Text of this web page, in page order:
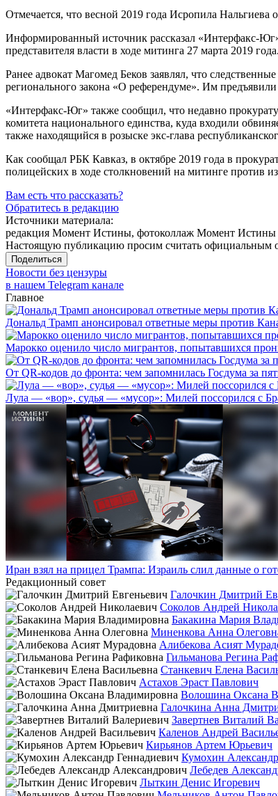
Отмечается, что весной 2019 года Исропила Нальгиева
Информированный источник рассказал «Интерфакс-
представителя власти в ходе митинга 27 марта 2019 года.
Ранее адвокат Магомед Беков заявлял, что
регионального закона «О референдуме». Им
«Интерфакс-Юг» также сообщил, что недавно
комитета национального единства, куда входили
также находящийся в розыске экс-глава
Как сообщал РБК Кавказ, в октябре 2019 года в
полицейских в ходе столкновений на митинге против
Вам есть что рассказать?
Обратитесь в редакцию
Источники материала:
редакция Момент Истины, фотоколлаж Момент Истины
Настоящую публикацию просим считать официальным
Поделиться
Новости без цензуры
в нашем Telegram канале
Главное
Дональд Трамп анонсировал ответные меры против
Марокко оценило число мигрантов, попытавшихся
От QR-кодов до фронта: чем запомнилась Госдума за
Лула — «вор», судья — «мусор»: Милей поссорился с
Иран взял на прицел Трампа: Израиль слил данные о
Редакционный совет
Галочкин Дмитрий
Соколов Андрей
Бакакина Мария
Миненкова Анна
Алибекова Асият
Гильманова Регина
Станкевич Елена
Астахов Эраст Павлович
Волошина Оксана
Галочкина Анна
Завертнев Виталий
Каленов Андрей
Кирьянов Артем Юрьевич
Кумохин
Лебедев
Лыткин Денис Игоревич